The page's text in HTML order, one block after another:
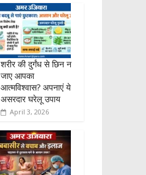
शरीर की दुर्गंध से छिन न
जाए आपका
आत्मविश्वास? अपनाएं ये
असरदार घरेलू उपाय
April 3, 2026